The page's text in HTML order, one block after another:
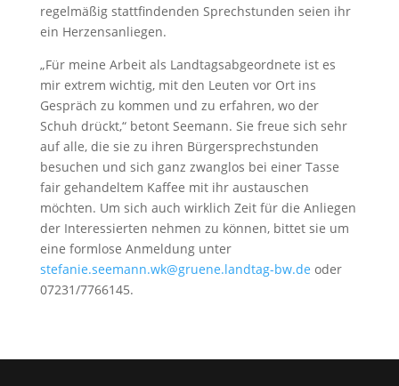
regelmäßig stattfindenden Sprechstunden seien ihr
ein Herzensanliegen.
„Für meine Arbeit als Landtagsabgeordnete ist es
mir extrem wichtig, mit den Leuten vor Ort ins
Gespräch zu kommen und zu erfahren, wo der
Schuh drückt,“ betont Seemann. Sie freue sich sehr
auf alle, die sie zu ihren Bürgersprechstunden
besuchen und sich ganz zwanglos bei einer Tasse
fair gehandeltem Kaffee mit ihr austauschen
möchten. Um sich auch wirklich Zeit für die Anliegen
der Interessierten nehmen zu können, bittet sie um
eine formlose Anmeldung unter
stefanie.seemann.wk@gruene.landtag-bw.de oder
07231/7766145.